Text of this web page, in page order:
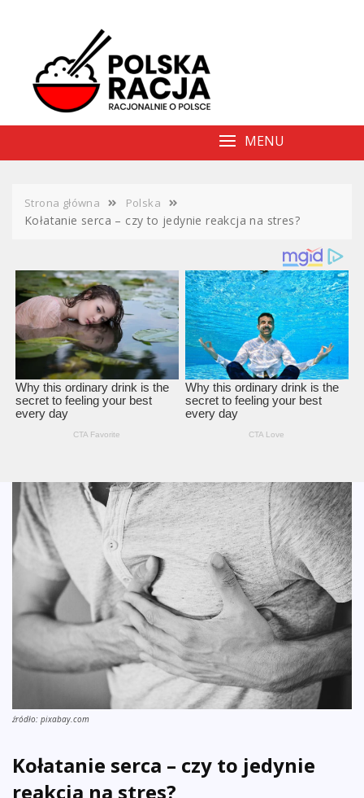
MENU
Strona główna Polska
Kołatanie serca – czy to jedynie reakcja na stres?
źródło: pixabay.com
Kołatanie serca – czy to jedynie
reakcja na stres?